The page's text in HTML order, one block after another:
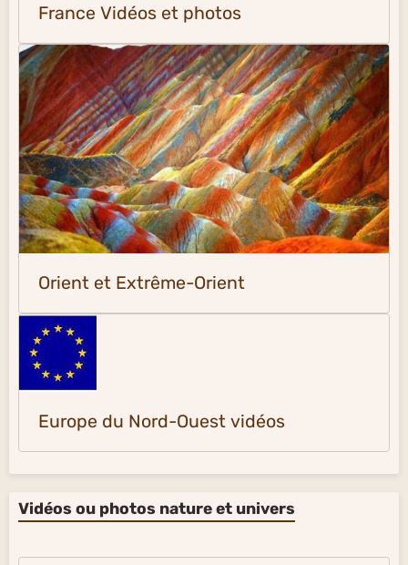
France Vidéos et photos
Orient et Extrême-Orient
Europe du Nord-Ouest vidéos
Vidéos ou photos nature et univers